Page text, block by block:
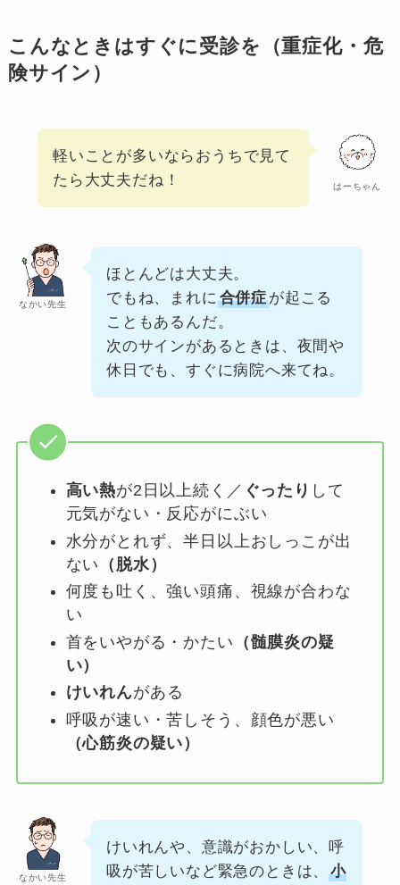
こんなときはすぐに受診を（重症化・危
険サイン）
はーちゃん
軽いことが多いならおうちで見て
たら大丈夫だね！
なかい先生
ほとんどは大丈夫。
でもね、まれに合併症が起こる
こともあるんだ。
次のサインがあるときは、夜間や
休日でも、すぐに病院へ来てね。
高い熱が2日以上続く／ ぐったり して
元気がない・反応がにぶい
水分がとれず、半日以上おしっこが出
ない
（脱水）
何度も吐く、強い頭痛、視線が合わな
い
首をいやがる・かたい （髄膜炎の疑
い）
けいれんがある
呼吸が速い・苦しそう、顔色が悪い
（心筋炎の疑い）
なかい先生
けいれんや、意識がおかしい、呼
吸が苦しいなど緊急のときは、小